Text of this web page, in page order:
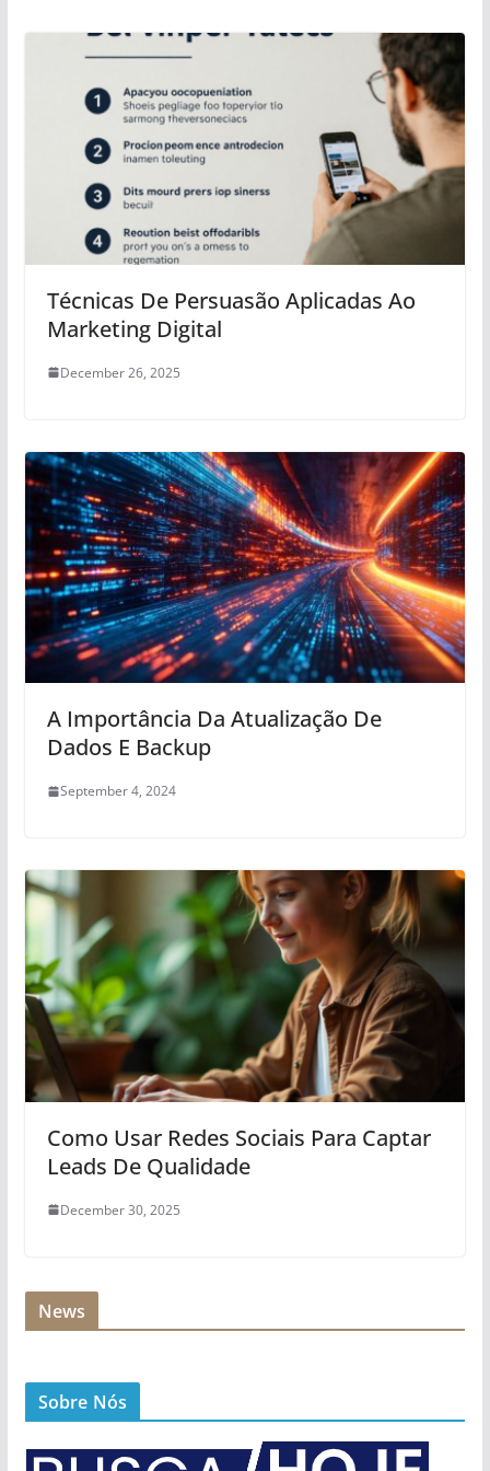
Técnicas De Persuasão Aplicadas Ao
Marketing Digital
December 26, 2025
A Importância Da Atualização De
Dados E Backup
September 4, 2024
Como Usar Redes Sociais Para Captar
Leads De Qualidade
December 30, 2025
News
Sobre Nós